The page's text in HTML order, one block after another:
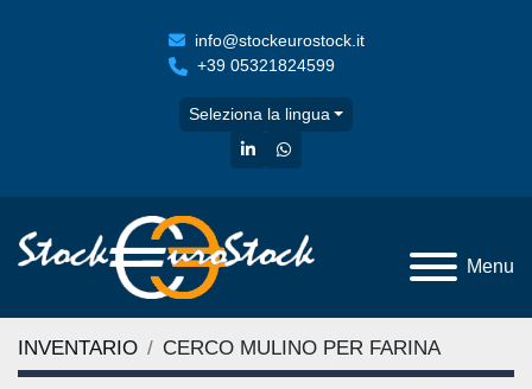
info@stockeurostock.it
+39 05321824599
Seleziona la lingua
linkedinwhatsapp
Menu
INVENTARIO CERCO MULINO PER FARINA